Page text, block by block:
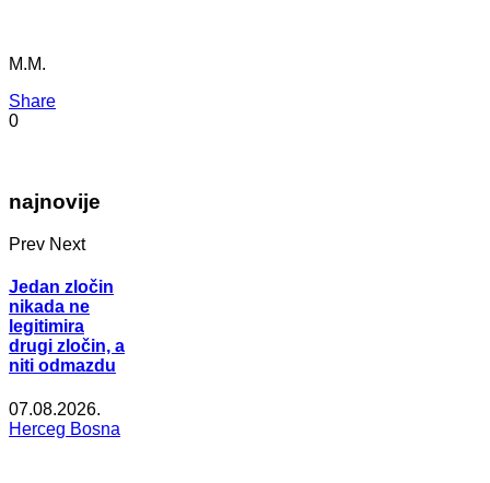
M.M.
Share
0
najnovije
Prev Next
Jedan zločin
nikada ne
legitimira
drugi zločin, a
niti odmazdu
07.08.2026.
Herceg Bosna